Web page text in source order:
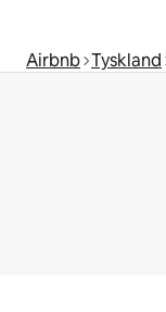
Airbnb Tyskland